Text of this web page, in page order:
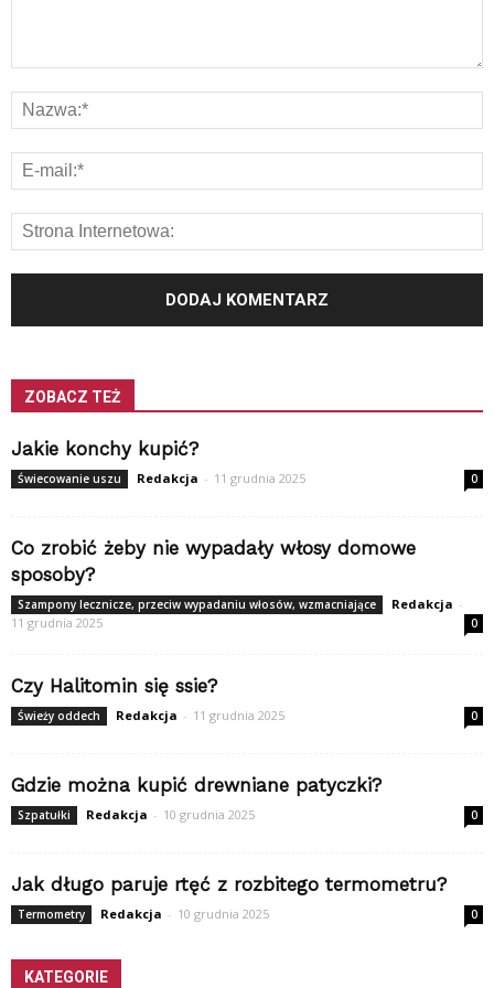
ZOBACZ TEŻ
Jakie konchy kupić?
Świecowanie uszu Redakcja - 11 grudnia 2025 0
Co zrobić żeby nie wypadały włosy domowe
sposoby?
Szampony lecznicze, przeciw wypadaniu włosów, wzmacniające Redakcja -
11 grudnia 2025
0
Czy Halitomin się ssie?
Świeży oddech Redakcja - 11 grudnia 2025 0
Gdzie można kupić drewniane patyczki?
Szpatułki Redakcja - 10 grudnia 2025 0
Jak długo paruje rtęć z rozbitego termometru?
Termometry Redakcja - 10 grudnia 2025 0
KATEGORIE